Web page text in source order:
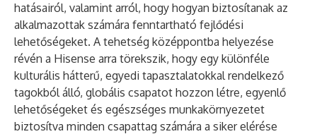
hatásairól, valamint arról, hogy hogyan biztosítanak az
alkalmazottak számára fenntartható fejlődési
lehetőségeket. A tehetség középpontba helyezése
révén a Hisense arra törekszik, hogy egy különféle
kulturális hátterű, egyedi tapasztalatokkal rendelkező
tagokból álló, globális csapatot hozzon létre, egyenlő
lehetőségeket és egészséges munkakörnyezetet
biztosítva minden csapattag számára a siker elérése